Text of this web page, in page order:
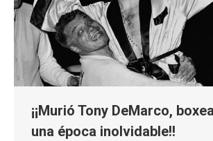
¡¡Murió Tony DeMarco,
una época inolvidable!!